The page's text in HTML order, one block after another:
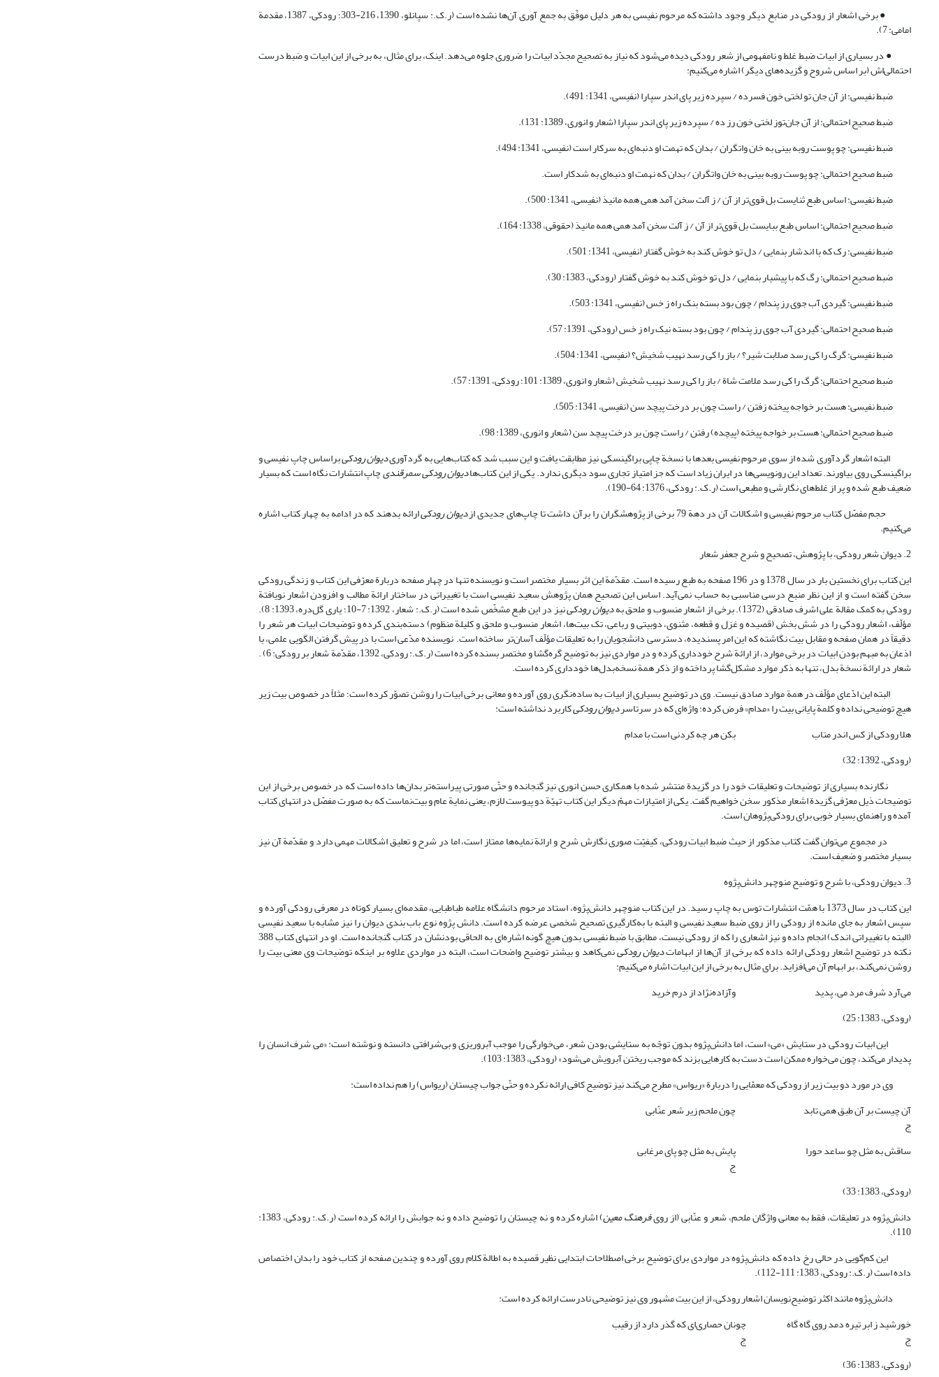
● برخی اشعار از رودکی در منابع دیگر وجود داشته که مرحوم نفیسی به هر دلیل موفّق به جمع آوری آن‌ها نشده است (ر.ک.: سپانلو، 1390، 216-303؛ رودکی، 1387، مقدمة
امامی: 7).
● در بسیاری از ابیات ضبط غلط و نامفهومی از شعر رودکی دیده می‌شود که نیاز به تصحیح مجدّد ابیات را ضروری جلوه می‌دهد. اینک، برای مثال، به برخی از این ابیات و ضبط درست
احتمالی‌اش (بر اساس شروح و گزیده‌های دیگر) اشاره می‌کنیم:
ضبط نفیسی: از آن جان تو لختی خون فسرده / سپرده زیر پای اندر سپارا (نفیسی، 1341: 491).
ضبط صحیح احتمالی: از آن جان‌توز لختی خون رز ده / سپرده زیر پای اندر سپارا (شعار و انوری، 1389: 131).
ضبط نفیسی: چو پوست روبه بینی به خان واتگران / بدان که تهمت او دنبه‌ای به سرکار است (نفیسی، 1341: 494).
ضبط صحیح احتمالی: چو پوست روبه بینی به خان واتگران / بدان که نهمت او دنبه‌ای به شدکار است.
ضبط نفیسی: اساس طبع ثنایست بل قوی‌تر از آن / ز آلت سخن آمد همی همه مانیذ (نفیسی، 1341: 500).
ضبط صحیح احتمالی: اساس طبع ببایست بل قوی‌تر از آن / ز آلت سخن آمد همی همه مانیذ (حقوقی، 1338: 164).
ضبط نفیسی: رک که با اندشار بنمایی / دل تو خوش کند به خوش گفتار (نفیسی، 1341: 501).
ضبط صحیح احتمالی: رگ که با پیشیار بنمایی / دل تو خوش کند به خوش گفتار (رودکی، 1383: 30).
ضبط نفیسی: گیردی آب جوی رز پندام / چون بود بسته بنک راه ز خس (نفیسی، 1341: 503).
ضبط صحیح احتمالی: گیردی آب جوی رز پندام / چون بود بسته نیک راه ز خس (رودکی، 1391: 57).
ضبط نفیسی: گرگ را کی رسد صلابت شیر؟ / باز را کی رسد نهیب شخیش؟ (نفیسی، 1341: 504).
ضبط صحیح احتمالی: گرگ را کی رسد ملامت شاة / باز را کی رسد نهیب شخیش (شعار و انوری، 1389: 101؛ رودکی، 1391: 57).
ضبط نفیسی: هست بر خواجه پیخته زفتن / راست چون بر درخت پیچد سن (نفیسی، 1341: 505).
ضبط صحیح احتمالی: هست بر خواجه پیخته (پیچده) رفتن / راست چون بر درخت پیچد سن (شعار و انوری، 1389: 98).
البته اشعار گردآوری شده از سوی مرحوم نفیسی بعدها با نسخة چاپی براگینسکی نیز مطابقت یافت و این سبب شد که کتاب‌هایی به گردآوریدیوان رودکیبراساس چاپ نفیسی و
براگینسکی روی بیاورند. تعداد این رونویسی‌ها در ایران زیاد است که جز امتیاز تجاری سود دیگری ندارد. یکی از این کتاب‌هادیوان رودکی سمرقندیچاپ انتشارات نگاه است که بسیار
ضعیف طبع شده و پر از غلط‌های نگارشی و مطبعی است (ر.ک.: رودکی، 1376: 64-190).
حجم مفصّل کتاب مرحوم نفیسی و اشکالات آن در دهة 79 برخی از پژوهشگران را برآن داشت تا چاپ‌های جدیدی از
دیوان رودکیارائه بدهند که در ادامه به چهار کتاب اشاره
می‌کنیم.
2. دیوان شعر رودکی، با پژوهش، تصحیح و شرح جعفر شعار
این کتاب برای نخستین بار در سال 1378 و در 196 صفحه به طبع رسیده است. مقدّمة این اثر بسیار مختصر است و نویسنده تنها در چهار صفحه دربارة معرّفی این کتاب و زندگی رودکی
سخن گفته است و از این نظر منبع درسی مناسبی به حساب نمی‌آید. اساس این تصحیح همان پژوهش سعید نفیسی است با تغییراتی در ساختار ارائة مطالب و افزودن اشعار نویافتة
رودکی به کمک مقالة علی اشرف صادقی (1372). برخی از اشعار منسوب و ملحق به دیوان رودکی نیز در این طبع مشخّص شده است (ر.ک.: شعار، 1392: 7-10؛ یاری گل‌دره، 1393: 8).
مؤلّف، اشعار رودکی را در شش بخش (قصیده و غزل و قطعه، مثنوی، دوبیتی و رباعی، تک بیت‌ها، اشعار منسوب و ملحق و کلیلة منظوم) دسته‌بندی کرده و توضیحات ابیات هر شعر را
دقیقاً در همان صفحه و مقابل بیت نگاشته که این امر پسندیده، دسترسی دانشجویان را به تعلیقات مؤلّف آسان‌تر ساخته است. نویسنده مدّعی است با در پیش گرفتن الگویی علمی، با
اذعان به مبهم بودن ابیات در برخی موارد، از ارائة شرح خودداری کرده و در مواردی نیز به توضیح گره‌گشا و مختصر بسنده کرده است (ر.ک.: رودکی، 1392، مقدّمة شعار بر رودکی: 6) .
شعار در ارائة نسخة بدل، تنها به ذکر موارد مشکل‌گشا پرداخته و از ذکر همة نسخه‌بدل‌ها خودداری کرده است.
البته این ادّعای مؤلّف در همة موارد صادق نیست. وی در توضیح بسیاری از ابیات به ساده‌نگری روی آورده و معانی برخی ابیات را روشن تصوّر کرده است؛ مثلاً در خصوص بیت زیر
هیچ توضیحی نداده و کلمة پایانی بیت را «مدام» فرض کرده؛ واژه‌ای که در سرتاسردیوان رودکیکاربرد نداشته است:
هلا رودکی از کس اندر متاب
بکن هر چه کردنی است با مدام
(رودکی، 1392: 32)
نگارنده بسیاری از توضیحات و تعلیقات خود را در گزیدة منتشر شده با همکاری حسن انوری نیز گنجانده و حتّی صورتی پیراسته‌تر بدان‌ها داده است که در خصوص برخی از این
توضیحات ذیل معرّفی گزیدة اشعار مذکور سخن خواهیم گفت. یکی از امتیازات مهمّ دیگر این کتاب تهیّة دو پیوست لازم، یعنی نمایة عام و بیت‌نماست که به صورت مفصّل در انتهای کتاب
آمده و راهنمای بسیار خوبی برای رودکی‌پژوهان است.
در مجموع می‌توان گفت کتاب مذکور از حیث ضبط ابیات رودکی، کیفیّت صوری نگارش شرح و ارائة نمایه‌ها ممتاز است، اما در شرح و تعلیق اشکالات مهمی دارد و مقدّمة آن نیز
بسیار مختصر و ضعیف است.
3. دیوان رودکی، با شرح و توضیح منوچهر دانش‌پژوه
این کتاب در سال 1373 با همّت انتشارات توس به چاپ رسید. در این کتاب منوچهر دانش‌پژوه، استاد مرحوم دانشگاه علامه طباطبایی، مقدمه‌ای بسیار کوتاه در معرفی رودکی آورده و
سپس اشعار به جای مانده از رودکی را از روی ضبط سعید نفیسی و البته با به‌کارگیری تصحیح شخصی عرضه کرده است. دانش پژوه نوع باب بندی دیوان را نیز مشابه با سعید نفیسی
(البته با تغییراتی اندک) انجام داده و نیز اشعاری را که از رودکی نیست، مطابق با ضبط نفیسی بدون هیچ گونه اشاره‌ای به الحاقی بودنشان در کتاب گنجانده است. او در انتهای کتاب 388
نکته در توضیح اشعار رودکی ارائه داده که برخی از آن‌ها از ابهاماتدیوان رودکینمی‌کاهد و بیشتر توضیح واضحات است، البته در مواردی علاوه بر اینکه توضیحات وی معنی بیت را
روشن نمی‌کند، بر ابهام آن می‌افزاید. برای مثال به برخی از این ابیات اشاره می‌کنیم:
می‌آرد شرف مرد می، پدید
وآزاده‌نژاد از درم خرید
(رودکی، 1383: 25)
این ابیات رودکی در ستایش «می» است، اما دانش‌پژوه بدون توجّه به ستایشی بودن شعر، می‌خوارگی را موجب آبروریزی و بی‌شرافتی دانسته و نوشته است: «می شرف انسان را
پدیدار می‌کند، چون می‌خواره ممکن است دست به کارهایی بزند که موجب ریختن آبرویش می‌شود» (رودکی، 1383: 103).
وی در مورد دو بیت زیر از رودکی که معمّایی را دربارة «ریواس» مطرح می‌کند نیز توضیح کافی ارائه نکرده و حتّی جواب چیستان (ریواس) را هم نداده است:
آن چیست بر آن طبق همی تابد
ج
چون ملحم زیر شعر عنّابی
ساقش به مثل چو ساعد حورا پایش به مثل چو پای مرغابی
ج
(رودکی، 1383: 33)
دانش‌پژوه در تعلیقات، فقط به معانی واژگان ملحم، شعر و عنّابی (از رویفرهنگ معین ) اشاره کرده و نه چیستان را توضیح داده و نه جوابش را ارائه کرده است (ر.ک.: رودکی، 1383:
110).
این کم‌گویی در حالی رخ داده که دانش‌پژوه در مواردی برای توضیح برخی اصطلاحات ابتدایی نظیر قصیده به اطالة کلام روی آورده و چندین صفحه از کتاب خود را بدان اختصاص
داده است (ر.ک.: رودکی، 1383: 111-112).
دانش‌پژوه مانند اکثر توضیح‌نویسان اشعار رودکی، از این بیت مشهور وی نیز توضیحی نادرست ارائه کرده است:
خورشید ز ابر تیره دمد روی گاه گاه
ج
چونان حصاری‌ای که گذر دارد از رقیب
ج
(رودکی، 1383: 36)